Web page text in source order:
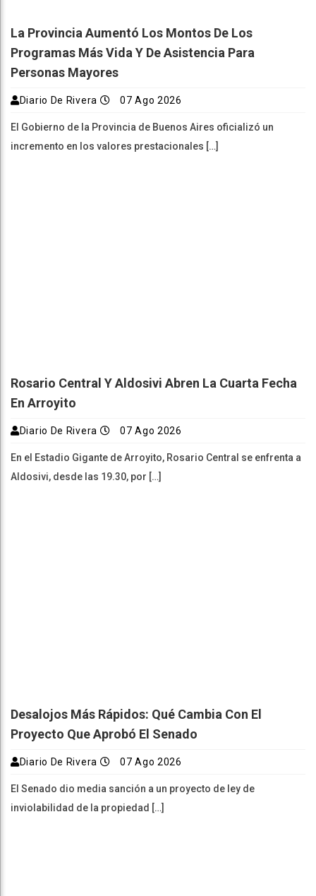
La Provincia Aumentó Los Montos De Los
Programas Más Vida Y De Asistencia Para
Personas Mayores
Diario De Rivera 07 Ago 2026
El Gobierno de la Provincia de Buenos Aires oficializó un
incremento en los valores prestacionales […]
Rosario Central Y Aldosivi Abren La Cuarta Fecha
En Arroyito
Diario De Rivera 07 Ago 2026
En el Estadio Gigante de Arroyito, Rosario Central se enfrenta a
Aldosivi, desde las 19.30, por […]
Desalojos Más Rápidos: Qué Cambia Con El
Proyecto Que Aprobó El Senado
Diario De Rivera 07 Ago 2026
El Senado dio media sanción a un proyecto de ley de
inviolabilidad de la propiedad […]